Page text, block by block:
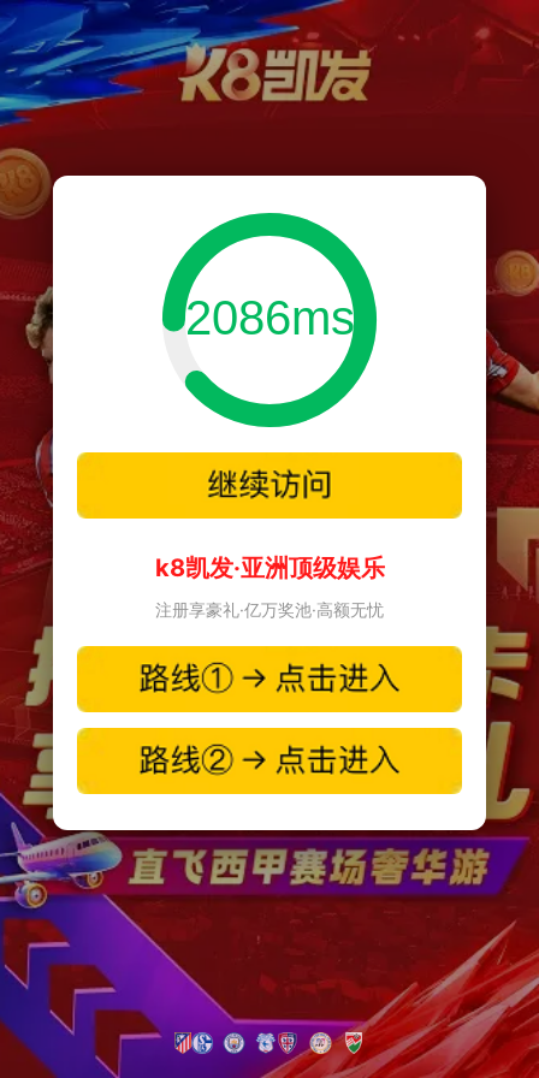
2086ms
k8凯发·亚洲顶级娱乐
注册享豪礼·亿万奖池·高额无忧